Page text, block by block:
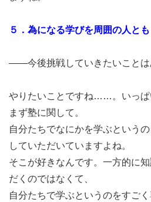
５．為になる学びを周囲の人とも
――今後挑戦していきたいことは
やりたいことですね……。いっぱ
まず塾に関して。
自分たちでなにかを学ぶという
していただいていますよね。
そこが好きなんです。一方的に
だくのではなくて、
自分たちで学ぶというのをすごく